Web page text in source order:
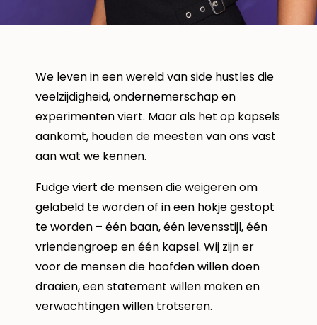
We leven in een wereld van side hustles die
veelzijdigheid, ondernemerschap en
experimenten viert. Maar als het op kapsels
aankomt, houden de meesten van ons vast
aan wat we kennen.
Fudge viert de mensen die weigeren om
gelabeld te worden of in een hokje gestopt
te worden – één baan, één levensstijl, één
vriendengroep en één kapsel. Wij zijn er
voor de mensen die hoofden willen doen
draaien, een statement willen maken en
verwachtingen willen trotseren.